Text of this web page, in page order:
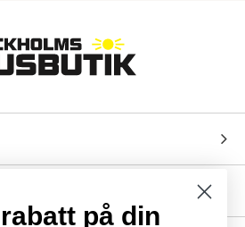
på din